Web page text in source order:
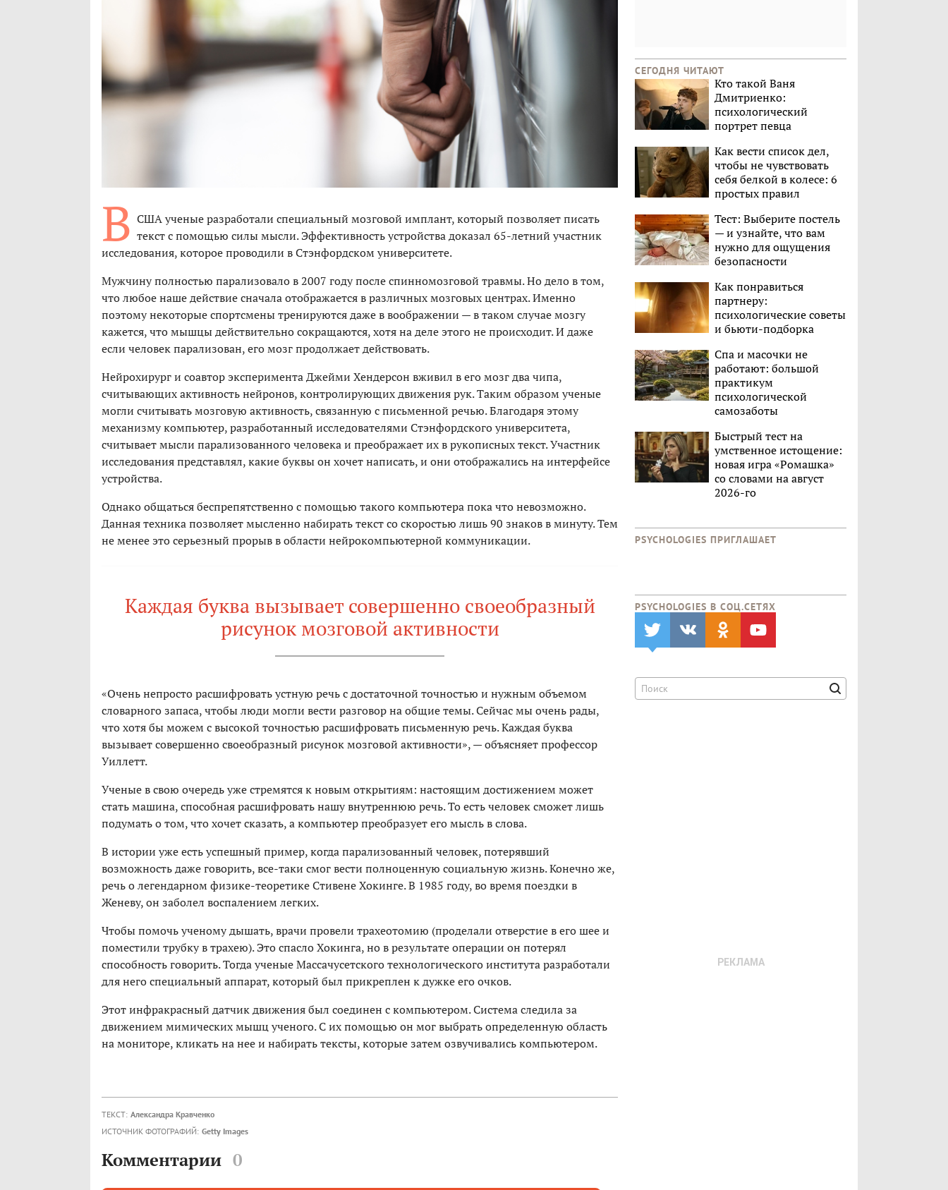
В США ученые разработали специальный мозговой имплант, который позволяет писать
текст с помощью силы мысли. Эффективность устройства доказал 65-летний участник
исследования, которое проводили в Стэнфордском университете.
Мужчину полностью парализовало в 2007 году после спинномозговой травмы. Но дело в том,
что любое наше действие сначала отображается в различных мозговых центрах. Именно
поэтому некоторые спортсмены тренируются даже в воображении — в таком случае мозгу
кажется, что мышцы действительно сокращаются, хотя на деле этого не происходит. И даже
если человек парализован, его мозг продолжает действовать.
Нейрохирург и соавтор эксперимента Джейми Хендерсон вживил в его мозг два чипа,
считывающих активность нейронов, контролирующих движения рук. Таким образом ученые
могли считывать мозговую активность, связанную с письменной речью. Благодаря этому
механизму компьютер, разработанный исследователями Стэнфордского университета,
считывает мысли парализованного человека и преображает их в рукописных текст. Участник
исследования представлял, какие буквы он хочет написать, и они отображались на интерфейсе
устройства.
Однако общаться беспрепятственно с помощью такого компьютера пока что невозможно.
Данная техника позволяет мысленно набирать текст со скоростью лишь 90 знаков в минуту. Тем
не менее это серьезный прорыв в области нейрокомпьютерной коммуникации.
Каждая буква вызывает совершенно своеобразный
рисунок мозговой активности
«Очень непросто расшифровать устную речь с достаточной точностью и нужным объемом
словарного запаса, чтобы люди могли вести разговор на общие темы. Сейчас мы очень рады,
что хотя бы можем с высокой точностью расшифровать письменную речь. Каждая буква
вызывает совершенно своеобразный рисунок мозговой активности», — объясняет профессор
Уиллетт.
Ученые в свою очередь уже стремятся к новым открытиям: настоящим достижением может
стать машина, способная расшифровать нашу внутреннюю речь. То есть человек сможет лишь
подумать о том, что хочет сказать, а компьютер преобразует его мысль в слова.
В истории уже есть успешный пример, когда парализованный человек, потерявший
возможность даже говорить, все-таки смог вести полноценную социальную жизнь. Конечно же,
речь о легендарном физике-теоретике Стивене Хокинге. В 1985 году, во время поездки в
Женеву, он заболел воспалением легких.
Чтобы помочь ученому дышать, врачи провели трахеотомию (проделали отверстие в его шее и
поместили трубку в трахею). Это спасло Хокинга, но в результате операции он потерял
способность говорить. Тогда ученые Массачусетского технологического института разработали
для него специальный аппарат, который был прикреплен к дужке его очков.
Этот инфракрасный датчик движения был соединен с компьютером. Система следила за
движением мимических мышц ученого. С их помощью он мог выбрать определенную область
на мониторе, кликать на нее и набирать тексты, которые затем озвучивались компьютером.
ТЕКСТ: Александра Кравченко
ИСТОЧНИК ФОТОГРАФИЙ: Getty Images
Комментарии 0
СЕГОДНЯ ЧИТАЮТ
Кто такой Ваня
Дмитриенко:
психологический
портрет певца
Как вести список дел,
чтобы не чувствовать
себя белкой в колесе: 6
простых правил
Тест: Выберите постель
— и узнайте, что вам
нужно для ощущения
безопасности
Как понравиться
партнеру:
психологические советы
и бьюти-подборка
Спа и масочки не
работают: большой
практикум
психологической
самозаботы
Быстрый тест на
умственное истощение:
новая игра «Ромашка»
со словами на август
2026-го
PSYCHOLOGIES ПРИГЛАШАЕТ
PSYCHOLOGIES В CОЦ.СЕТЯХ